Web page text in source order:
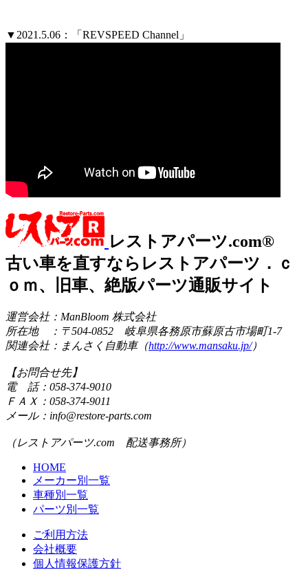
▼2021.5.06：「REVSPEED Channel」
レストアパーツ.com®
古い車を直すならレストアパーツ．ｃ
ｏｍ、旧車、絶版パーツ通販サイト
運営会社：ManBloom 株式会社
所在地 ：〒504-0852 岐阜県各務原市蘇原古市場町1-7
関連会社：まんさく自動車（http://www.mansaku.jp/）
【お問合せ先】
電 話：058-374-9010
ＦＡＸ：058-374-9011
メール：info@restore-parts.com
（レストアパーツ.com 配送事務所）
HOME
メーカー別一覧
車種別一覧
パーツ別一覧
ご利用方法
会社概要
個人情報保護方針